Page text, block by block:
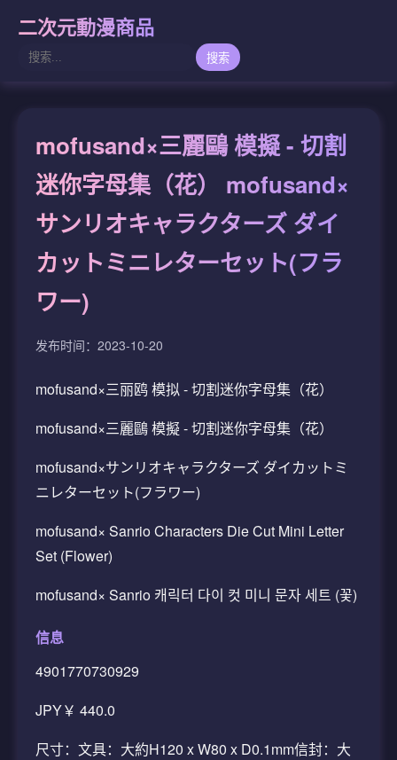
二次元動漫商品
搜索
mofusand×三麗鷗 模擬 - 切割
迷你字母集（花） mofusand×
サンリオキャラクターズ ダイ
カットミニレターセット(フラ
ワー)
发布时间：2023-10-20
mofusand×三丽鸥 模拟 - 切割迷你字母集（花）
mofusand×三麗鷗 模擬 - 切割迷你字母集（花）
mofusand×サンリオキャラクターズ ダイカットミ
ニレターセット(フラワー)
mofusand× Sanrio Characters Die Cut Mini Letter
Set (Flower)
mofusand× Sanrio 캐릭터 다이 컷 미니 문자 세트 (꽃)
信息
4901770730929
JPY￥ 440.0
尺寸：文具：大約H120 x W80 x D0.1mm信封：大